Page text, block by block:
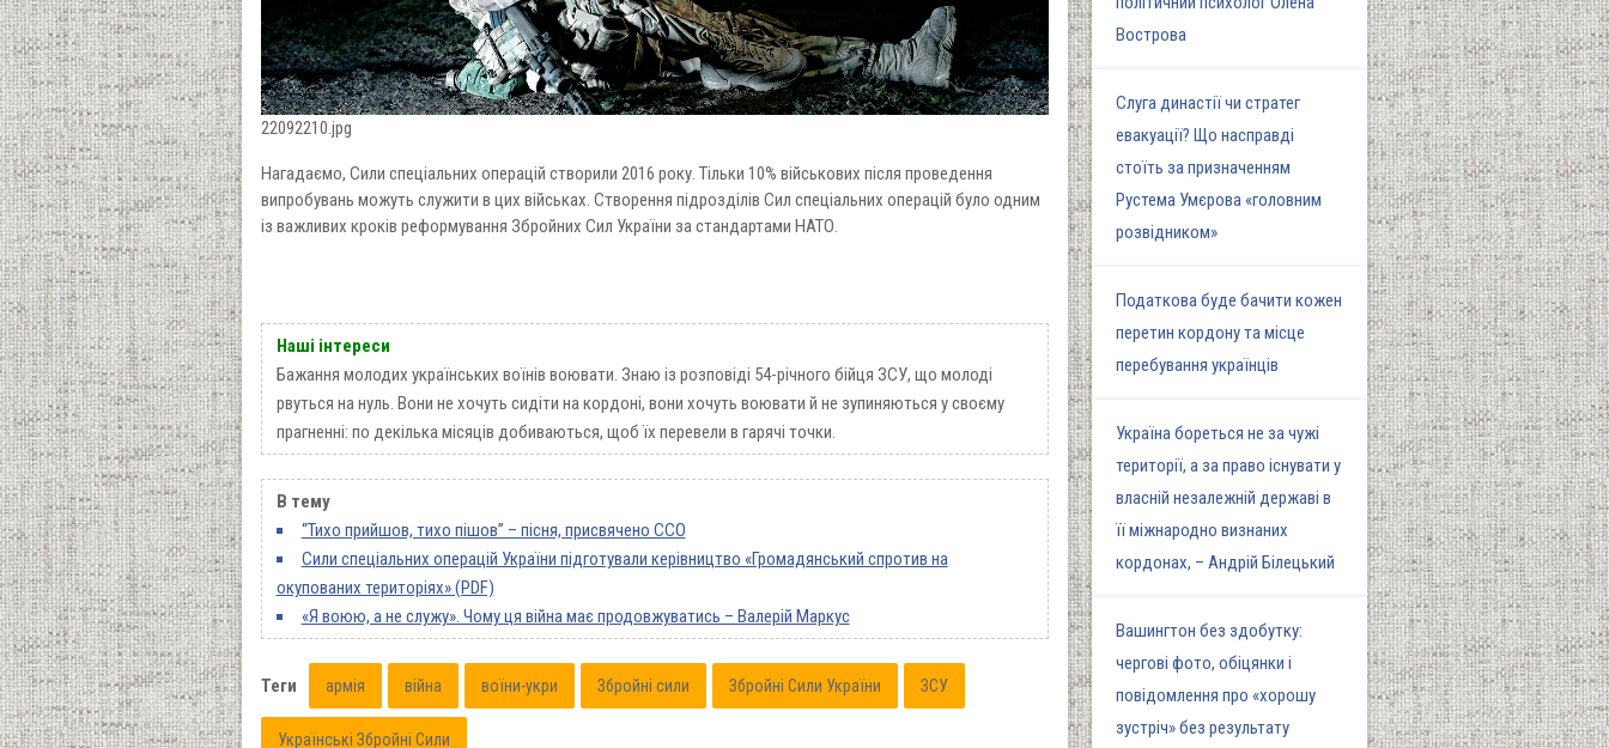
22092210.jpg
Нагадаємо, Сили спеціальних операцій створили 2016 року. Тільки 10% військових після проведення
випробувань можуть служити в цих військах. Створення підрозділів Сил спеціальних операцій було одним
із важливих кроків реформування Збройних Сил України за стандартами НАТО.
Наші інтереси
Бажання молодих українських воїнів воювати. Знаю із розповіді 54-річного бійця ЗСУ, що молоді
рвуться на нуль. Вони не хочуть сидіти на кордоні, вони хочуть воювати й не зупиняються у своєму
прагненні: по декілька місяців добиваються, щоб їх перевели в гарячі точки.
В тему
“Тихо прийшов, тихо пішов” – пісня, присвячено ССО
Сили спеціальних операцій України підготували керівництво «Громадянський спротив на
окупованих територіях» (PDF)
«Я воюю, а не служу». Чому ця війна має продовжуватись – Валерій Маркус
Теги армія війна воїни-укри Збройні сили Збройні Сили України ЗСУ
Українські Збройні Сили
Вострова
Слуга династії чи стратег
евакуації? Що насправді
стоїть за призначенням
Рустема Умєрова «головним
розвідником»
Податкова буде бачити кожен
перетин кордону та місце
перебування українців
Україна бореться не за чужі
території, а за право існувати у
власній незалежній державі в
її міжнародно визнаних
кордонах, – Андрій Білецький
Вашингтон без здобутку:
чергові фото, обіцянки і
повідомлення про «хорошу
зустріч» без результату